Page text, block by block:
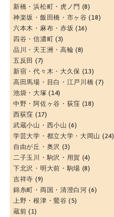
新橋・浜松町・虎ノ門 (8)
神楽坂・飯田橋・市ヶ谷 (18)
六本木・麻布・赤坂 (16)
四谷・信濃町 (3)
品川・天王洲・高輪 (8)
五反田 (7)
新宿・代々木・大久保 (13)
高田馬場・目白・江戸川橋 (7)
池袋・大塚 (14)
中野・阿佐ヶ谷・荻窪 (18)
西荻窪 (17)
武蔵小山・西小山 (6)
学芸大学・都立大学・大岡山 (24)
自由が丘・奥沢 (3)
二子玉川・駒沢・用賀 (4)
下北沢・明大前・駒場 (8)
吉祥寺 (9)
錦糸町・両国・清澄白河 (6)
上野・根津・鶯谷 (5)
蔵前 (1)